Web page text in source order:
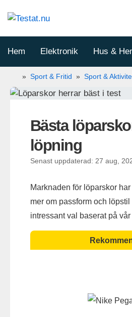
till
Hem Elektronik Hus &
» Sport & Fritid » Sport &
Bästa
löpning
Senast uppdaterad: 27 aug,
Marknaden för löparskor
mer om passform och
intressant val baserat på